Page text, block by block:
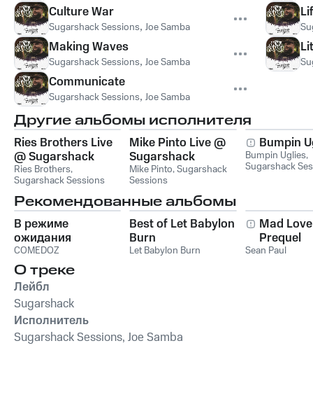
Culture War
Sugarshack Sessions, Joe Samba
Making Waves
Sugarshack Sessions, Joe Samba
Communicate
Sugarshack Sessions, Joe Samba
Другие альбомы исполнителя
Ries Brothers Live
@ Sugarshack
Sessions
Ries Brothers,
Sugarshack Sessions
Mike Pinto Live @
Sugarshack
Sessions
Mike Pinto,Sugarshack
Sessions
Bumpin
Bumpin Uglies,
Sugarshack
Рекомендованные альбомы
В режиме
ожидания
COMEDOZ
Best of Let Babylon
Burn
Let Babylon Burn
Mad
Prequel
Sean Paul
О треке
Лейбл
Sugarshack
Исполнитель
Sugarshack Sessions, Joe Samba